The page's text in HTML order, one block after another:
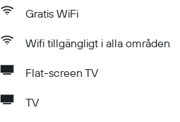
Gratis WiFi
Wifi tillgängligt i alla områden
Flat-screen TV
TV